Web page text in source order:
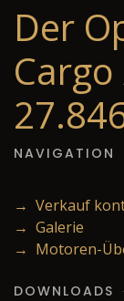
Der
NAVIGATION
→ Verkauf
→ Galerie
→ Motoren-
DOWNLOADS